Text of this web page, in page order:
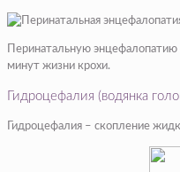
Перинатальную энцефалопатию
минут жизни крохи.
Гидроцефалия (водянка
Гидроцефалия – скопление